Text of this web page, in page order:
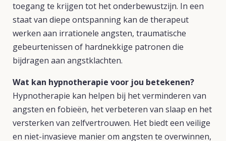
toegang te krijgen tot het onderbewustzijn. In een
staat van diepe ontspanning kan de therapeut
werken aan irrationele angsten, traumatische
gebeurtenissen of hardnekkige patronen die
bijdragen aan angstklachten.
Wat kan hypnotherapie voor jou betekenen?
Hypnotherapie kan helpen bij het verminderen van
angsten en fobieën, het verbeteren van slaap en het
versterken van zelfvertrouwen. Het biedt een veilige
en niet-invasieve manier om angsten te overwinnen,